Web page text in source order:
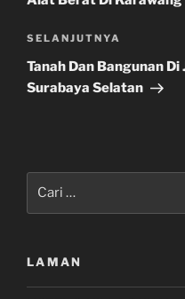
Pos
Selanjutnya
SELANJUTNYA
Tanah Dan Bangunan
Surabaya Selatan
LAMAN